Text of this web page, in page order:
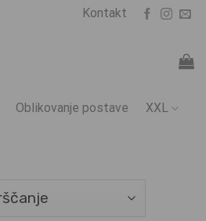
Kontakt
Oblikovanje postave XXL